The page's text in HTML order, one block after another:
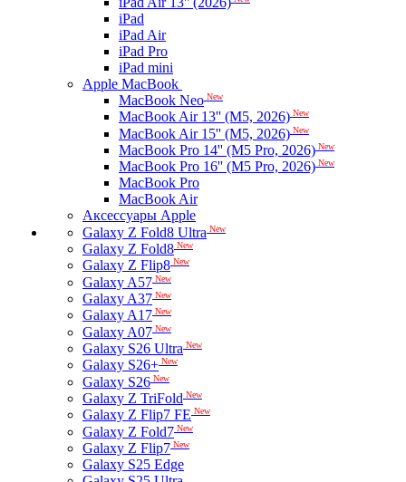
iPad
iPad Air
iPad Pro
iPad mini
Apple MacBook
MacBook Neo New
MacBook Air 13'' (M5, 2026) New
MacBook Air 15'' (M5, 2026) New
MacBook Pro 14'' (M5 Pro, 2026) New
MacBook Pro 16'' (M5 Pro, 2026) New
MacBook Pro
MacBook Air
Аксессуары Apple
Galaxy Z Fold8 Ultra New
Galaxy Z Fold8 New
Galaxy Z Flip8 New
Galaxy A57 New
Galaxy A37 New
Galaxy A17 New
Galaxy A07 New
Galaxy S26 Ultra New
Galaxy S26+ New
Galaxy S26 New
Galaxy Z TriFold New
Galaxy Z Flip7 FE New
Galaxy Z Fold7 New
Galaxy Z Flip7 New
Galaxy S25 Edge